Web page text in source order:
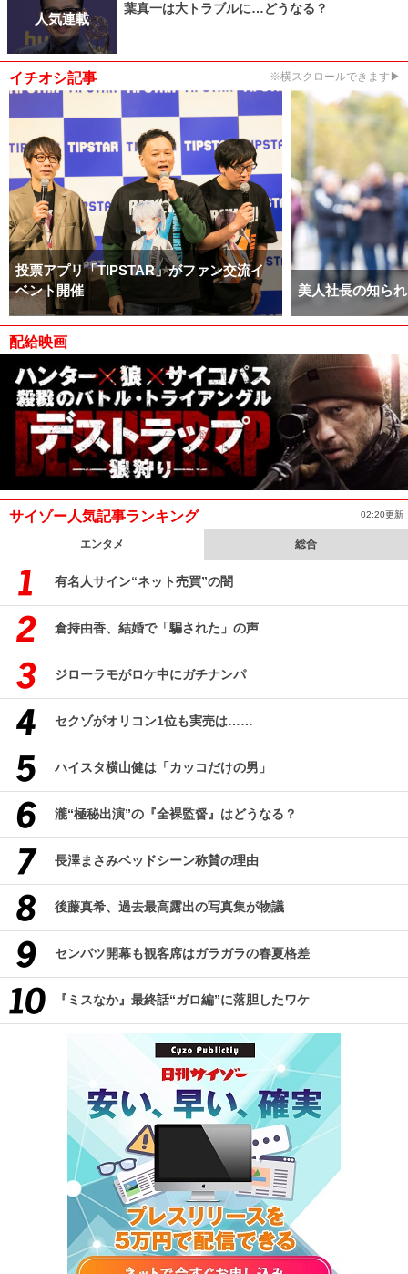
人気連載
葉真一は大トラブルに…どうなる？
イチオシ記事 ※横スクロールできます▶
投票アプリ「TIPSTAR」がファン交流イ
ベント開催
美人社長の知ら
配給映画
サイゾー人気記事ランキング 02:20更新
エンタメ 総合
有名人サイン“ネット売買”の闇
倉持由香、結婚で「騙された」の声
ジローラモがロケ中にガチナンパ
セクゾがオリコン1位も実売は……
ハイスタ横山健は「カッコだけの男」
瀧“極秘出演”の『全裸監督』はどうなる？
長澤まさみベッドシーン称賛の理由
後藤真希、過去最高露出の写真集が物議
センバツ開幕も観客席はガラガラの春夏格差
『ミスなか』最終話“ガロ編”に落胆したワケ